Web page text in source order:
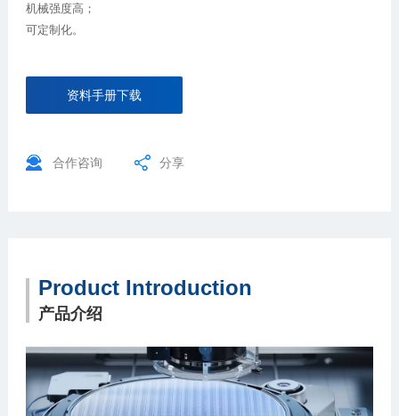
机械强度高；
可定制化。
资料手册下载
合作咨询 分享
Product Introduction
产品介绍